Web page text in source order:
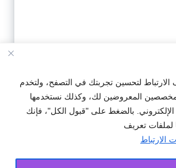
لتحسين تجربتك في التصفح، ولتخدم
المعروضين لك، وكذلك نستخدمها
الإلكتروني. بالضغط على "قبول الكل"، فإنك
لملفات تعريف
الارتباط
تحميل النمودج
إخبارية
محل تجاري